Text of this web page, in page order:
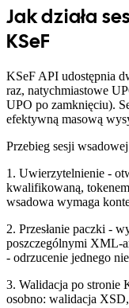
Jak działa
KSeF
KSeF API udostępnia
raz, natychmiastowe
UPO po zamknięciu).
efektywną masową
Przebieg sesji
1. Uwierzytelnienie -
kwalifikowaną,
wsadowa wymaga
2. Przesłanie paczki -
poszczególnymi XML-
- odrzucenie jednego
3. Walidacja po stronie
osobno: walidacja